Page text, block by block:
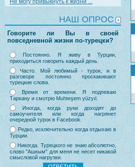
Не могу привыкнуть к жизни ...
НАШ ОПРОС
Говорите ли Вы в своей
повседневной жизни по-турецки?
Постоянно. Я живу в Турции,
приходиться говорить каждый день.
Часто. Мой любимый - турок, и в
разговоре постоянно проскакивают
турецкие слова.
Время от времени. Я подпеваю
Таркану и смотрю Muhteşem yüzyıl.
Иногда, когда руки доходят до
самоучителя или когда нагрянет
очередной турок в Facebook.
Редко, исключительно когда отдыхаю в
Турции.
Никогда. Турецкого не знаю абсолютно,
слово "Ашкым" для меня не несет никакой
смысловой нагрузки.